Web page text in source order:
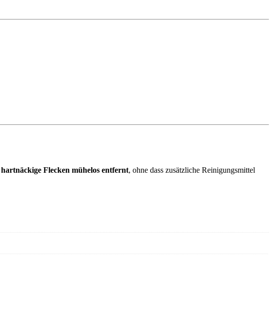
hartnäckige Flecken mühelos entfernt, ohne dass zusätzliche Reinigungsmittel